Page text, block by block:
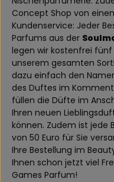
Concept Shop von
Kundenservice: Jeder
Parfums aus der
legen wir kostenfrei fünf
unserem gesamten
dazu einfach den
des Duftes im
füllen die Düfte im
Ihren neuen
können. Zudem ist jede
von 50 Euro für Sie
Ihre Bestellung im
Ihnen schon jetzt viel
Games Parfum!